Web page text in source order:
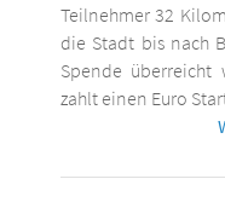
Teilnehmer 32
die Stadt bis nach
Spende überreicht
zahlt einen Euro